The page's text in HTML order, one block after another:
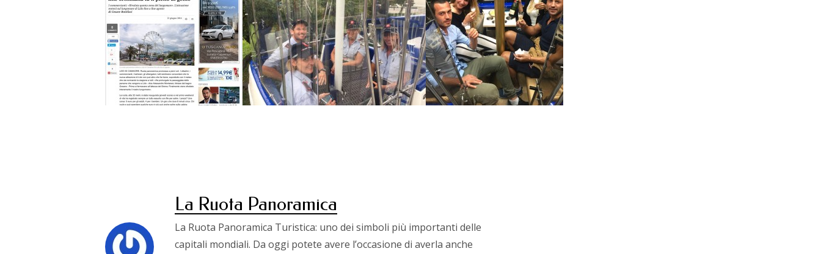
La Ruota Panoramica
La Ruota Panoramica Turistica: uno dei simboli più importanti delle
capitali mondiali. Da oggi potete avere l’occasione di averla anche